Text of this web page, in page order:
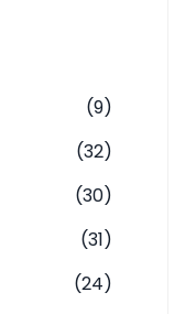
(9)
(32)
(30)
(31)
(24)